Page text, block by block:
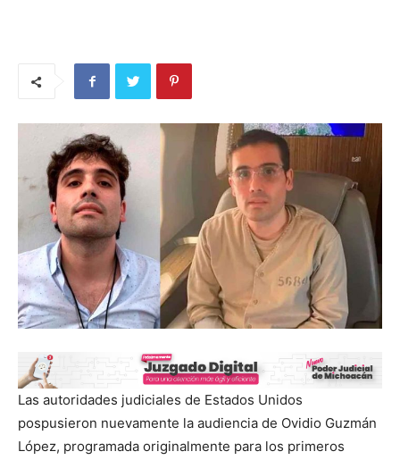
Las autoridades judiciales de Estados Unidos
pospusieron nuevamente la audiencia de Ovidio Guzmán
López, programada originalmente para los primeros